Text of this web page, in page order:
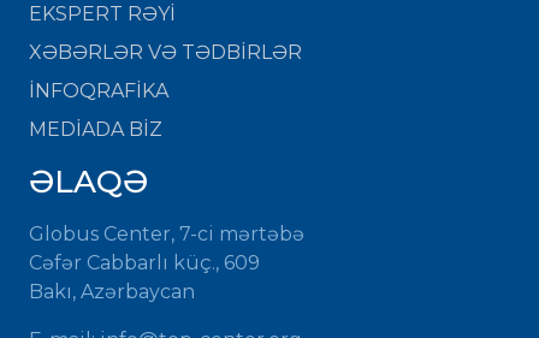
EKSPERT RƏYİ
XƏBƏRLƏR VƏ TƏDBİRLƏR
İNFOQRAFİKA
MEDİADA BİZ
ƏLAQƏ
Globus Center, 7-ci mərtəbə
Cəfər Cabbarlı küç., 609
Bakı, Azərbaycan